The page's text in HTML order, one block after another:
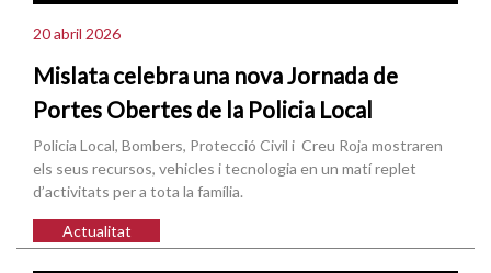
20 abril 2026
Mislata celebra una nova Jornada de
Portes Obertes de la Policia Local
Policia Local, Bombers, Protecció Civil i Creu Roja mostraren
els seus recursos, vehicles i tecnologia en un matí replet
d’activitats per a tota la família.
Actualitat